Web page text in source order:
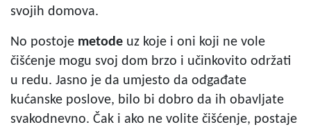
svojih domova.
No postoje metode uz koje i oni koji ne vole
čišćenje mogu svoj dom brzo i učinkovito održati
u redu. Jasno je da umjesto da odgađate
kućanske poslove, bilo bi dobro da ih obavljate
svakodnevno. Čak i ako ne volite čišćenje, postaje